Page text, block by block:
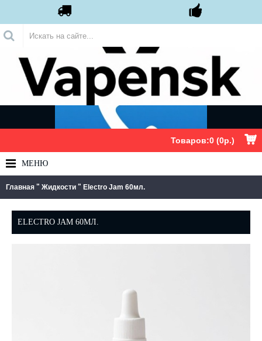
Товаров:0 (0р.)
МЕНЮ
Главная " Жидкости " Electro Jam 60мл.
ELECTRO JAM 60МЛ.